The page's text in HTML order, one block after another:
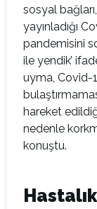
sosyal
yayınladığı
pandemisini
ile yendik’
uyma, Covid-
hareket
nedenle
konuştu.